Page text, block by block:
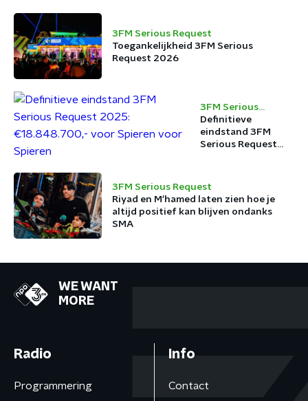
3FM Serious Request
Toegankelijkheid 3FM Serious
Request 2026
3FM Serious
Request
Definitieve
eindstand 3FM
Serious Request
Spieren voor
Spieren
3FM Serious Request
Riyad en M'hamed laten zien hoe je
altijd positief kan blijven ondanks
SMA
WE WANT
MORE
Radio
Programmering
Info
Contact